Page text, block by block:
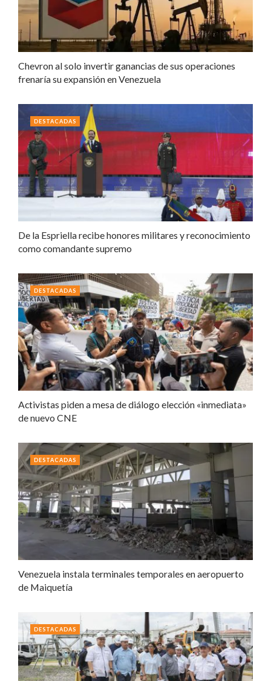
Chevron al solo invertir ganancias de sus operaciones
frenaría su expansión en Venezuela
De la Espriella recibe honores militares y reconocimiento
como comandante supremo
DESTACADAS
Activistas piden a mesa de diálogo elección «inmediata»
de nuevo CNE
DESTACADAS
Venezuela instala terminales temporales en aeropuerto
de Maiquetía
DESTACADAS
DESTACADAS